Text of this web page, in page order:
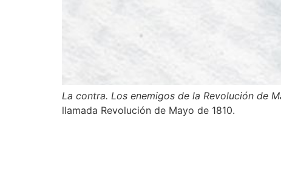
La contra. Los enemigos de la Revolución de
llamada Revolución de Mayo de 1810.